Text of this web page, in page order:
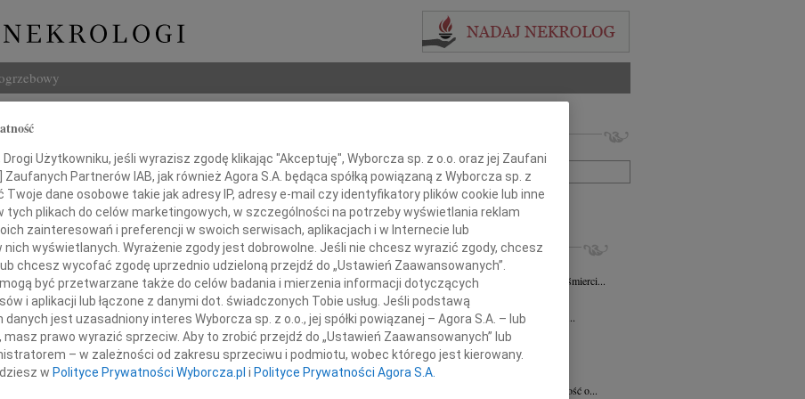
Polak
nigdy Ci, o których pamiętamy
pamięć to nieśmiertelność"
Imię i nazwisko lub numer ogłoszenia:
+ szukanie zaawansowane
INNE NEKROLOGI
Zbigniew Święch 07.08.2026
Z dużym smutkiem przyjąłem wiadomość o śmierci...
24.07.2026Kraków
Panu Jackowi Gryzło Wiceprezesowi Areny...
Karolina Witek20.07.2026Kraków
Z głębokim smutkiem i żalem przyjęliśmy...
Joanna Słowińska
Z olbrzymim smutkiem przyjęliśmy wiadomość o...
Użytkowniku, jeśli wyrazisz zgodę klikając "Akceptuję", Wyborcza sp. z o.o. oraz jej Zaufani
] Zaufanych Partnerów IAB, jak również Agora S.A. będąca spółką powiązaną z Wyborcza sp. z
Twoje dane osobowe takie jak adresy IP, adresy e-mail czy identyfikatory plików cookie lub inne
tych plikach do celów marketingowych, w szczególności na potrzeby wyświetlania reklam
zainteresowań i preferencji w swoich serwisach, aplikacjach i w Internecie lub
wyświetlanych. Wyrażenie zgody jest dobrowolne. Jeśli nie chcesz wyrazić zgody, chcesz
chcesz wycofać zgodę uprzednio udzieloną przejdź do „Ustawień Zaawansowanych”.
być przetwarzane także do celów badania i mierzenia informacji dotyczących
i aplikacji lub łączone z danymi dot. świadczonych Tobie usług. Jeśli podstawą
jest uzasadniony interes Wyborcza sp. z o.o., jej spółki powiązanej – Agora S.A. – lub
prawo wyrazić sprzeciw. Aby to zrobić przejdź do „Ustawień Zaawansowanych” lub
– w zależności od zakresu sprzeciwu i podmiotu, wobec którego jest kierowany.
w Polityce Prywatności Wyborcza.pl i Polityce Prywatności Agora S.A.